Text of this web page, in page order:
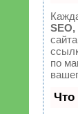
по
Что